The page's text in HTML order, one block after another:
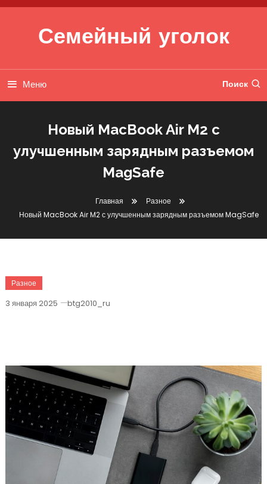
Перейти к содержимому
Семейный уголок
Меню Поиск
Новый MacBook Air M2 с
улучшенным зарядным разъемом
MagSafe
Главная
Разное
Новый MacBook Air M2 с улучшенным зарядным разъемом MagSafe
Разное
3 января 2025 btg2010_ru